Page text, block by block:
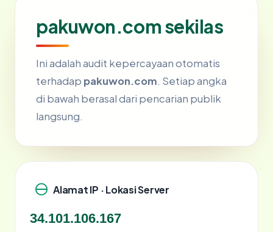
pakuwon.com sekilas
Ini adalah audit kepercayaan otomatis
terhadap pakuwon.com. Setiap angka
di bawah berasal dari pencarian publik
langsung.
Alamat IP · Lokasi Server
34.101.106.167